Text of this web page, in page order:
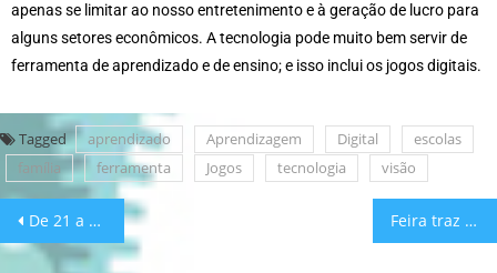
apenas se limitar ao nosso entretenimento e à geração de lucro para
alguns setores econômicos. A tecnologia pode muito bem servir de
ferramenta de aprendizado e de ensino; e isso inclui os jogos digitais.
Tagged aprendizado Aprendizagem Digital
escolas
família
ferramenta Jogos tecnologia visão
De 21 a 23 de maio, 2º Dia do Jogo Justo terá 54 mil games por R$ 99 cada um Feira traz novidades tecnológicas para as salas de aula